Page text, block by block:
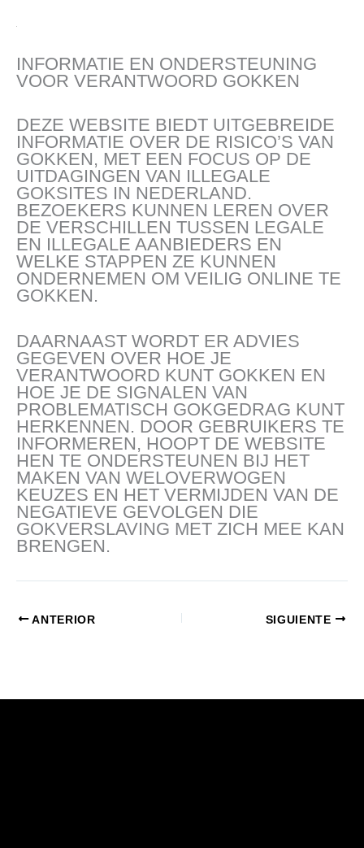
INFORMATIE EN ONDERSTEUNING
VOOR VERANTWOORD GOKKEN
DEZE WEBSITE BIEDT UITGEBREIDE
INFORMATIE OVER DE RISICO’S VAN
GOKKEN, MET EEN FOCUS OP DE
UITDAGINGEN VAN ILLEGALE
GOKSITES IN NEDERLAND.
BEZOEKERS KUNNEN LEREN OVER
DE VERSCHILLEN TUSSEN LEGALE
EN ILLEGALE AANBIEDERS EN
WELKE STAPPEN ZE KUNNEN
ONDERNEMEN OM VEILIG ONLINE TE
GOKKEN.
DAARNAAST WORDT ER ADVIES
GEGEVEN OVER HOE JE
VERANTWOORD KUNT GOKKEN EN
HOE JE DE SIGNALEN VAN
PROBLEMATISCH GOKGEDRAG KUNT
HERKENNEN. DOOR GEBRUIKERS TE
INFORMEREN, HOOPT DE WEBSITE
HEN TE ONDERSTEUNEN BIJ HET
MAKEN VAN WELOVERWOGEN
KEUZES EN HET VERMIJDEN VAN DE
NEGATIEVE GEVOLGEN DIE
GOKVERSLAVING MET ZICH MEE KAN
BRENGEN.
ANTERIOR SIGUIENTE